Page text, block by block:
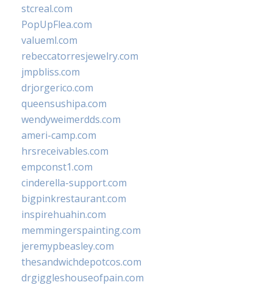
stcreal.com
PopUpFlea.com
valueml.com
rebeccatorresjewelry.com
jmpbliss.com
drjorgerico.com
queensushipa.com
wendyweimerdds.com
ameri-camp.com
hrsreceivables.com
empconst1.com
cinderella-support.com
bigpinkrestaurant.com
inspirehuahin.com
memmingerspainting.com
jeremypbeasley.com
thesandwichdepotcos.com
drgiggleshouseofpain.com